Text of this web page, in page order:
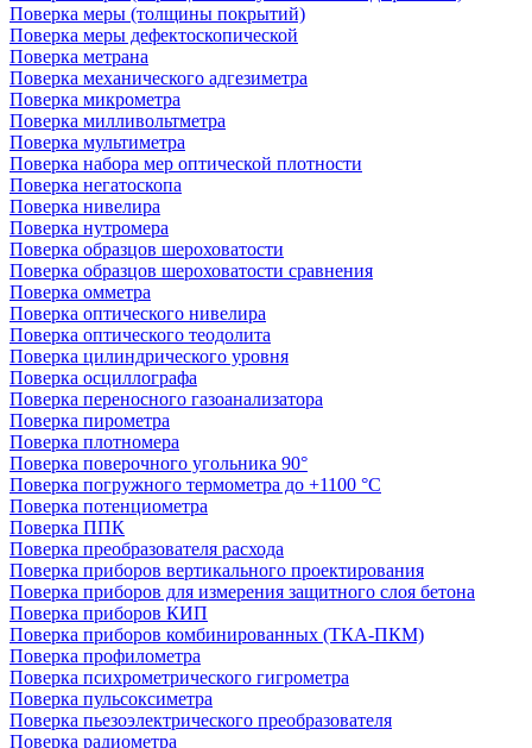
Поверка меры (толщины покрытий)
Поверка меры дефектоскопической
Поверка метрана
Поверка механического адгезиметра
Поверка микрометра
Поверка милливольтметра
Поверка мультиметра
Поверка набора мер оптической плотности
Поверка негатоскопа
Поверка нивелира
Поверка нутромера
Поверка образцов шероховатости
Поверка образцов шероховатости сравнения
Поверка омметра
Поверка оптического нивелира
Поверка оптического теодолита
Поверка цилиндрического уровня
Поверка осциллографа
Поверка переносного газоанализатора
Поверка пирометра
Поверка плотномера
Поверка поверочного угольника 90°
Поверка погружного термометра до +1100 °С
Поверка потенциометра
Поверка ППК
Поверка преобразователя расхода
Поверка приборов вертикального проектирования
Поверка приборов для измерения защитного слоя бетона
Поверка приборов КИП
Поверка приборов комбинированных (ТКА-ПКМ)
Поверка профилометра
Поверка психрометрического гигрометра
Поверка пульсоксиметра
Поверка пьезоэлектрического преобразователя
Поверка радиометра